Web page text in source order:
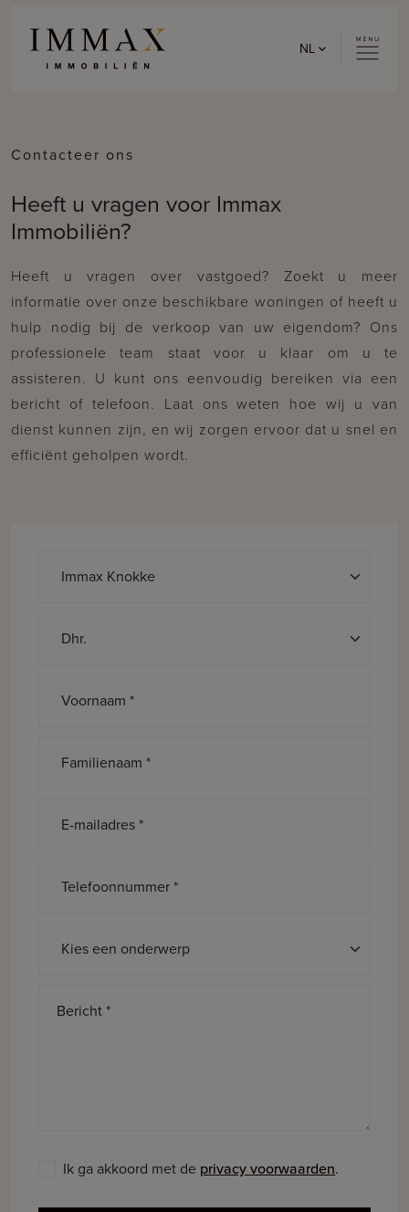
NL
Contacteer ons
Heeft u vragen voor Immax
Immobiliën?
Heeft u vragen over vastgoed? Zoekt u meer
informatie over onze beschikbare woningen of heeft u
hulp nodig bij de verkoop van uw eigendom? Ons
professionele team staat voor u klaar om u te
assisteren. U kunt ons eenvoudig bereiken via een
bericht of telefoon. Laat ons weten hoe wij u van
dienst kunnen zijn, en wij zorgen ervoor dat u snel en
efficiënt geholpen wordt.
Voornaam *
Familienaam *
E-mailadres *
Telefoonnummer *
Bericht *
Ik ga akkoord met de privacy voorwaarden.